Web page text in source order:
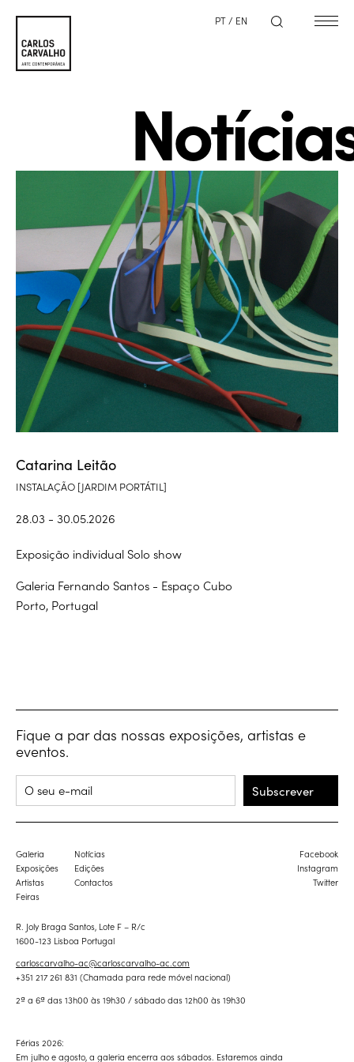
PT / EN
Catarina Leitão
INSTALAÇÃO [JARDIM PORTÁTIL]
28.03 - 30.05.2026
Exposição individual Solo show
Galeria Fernando Santos - Espaço Cubo
Porto, Portugal
Fique a par das nossas exposições, artistas e
eventos.
Subscrever
Galeria
Exposições
Artistas
Feiras
Notícias
Edições
Contactos
Facebook
Instagram
Twitter
R. Joly Braga Santos, Lote F – R/c
1600-123 Lisboa Portugal
carloscarvalho-ac@carloscarvalho-ac.com
+351 217 261 831 (Chamada para rede móvel nacional)
2ª a 6ª das 13h00 às 19h30 / sábado das 12h00 às 19h30
Férias 2026:
Em julho e agosto, a galeria encerra aos sábados. Estaremos ainda